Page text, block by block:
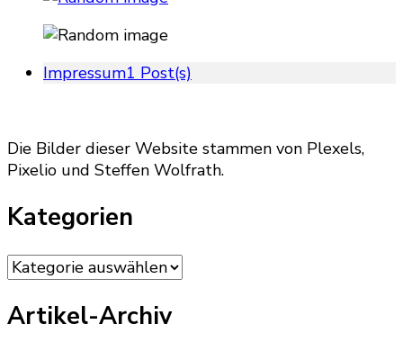
Impressum1 Post(s)
Die Bilder dieser Website stammen von Plexels,
Pixelio und Steffen Wolfrath.
Kategorien
Kategorien
Artikel-Archiv